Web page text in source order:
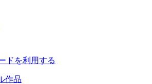
ドを利用する
作品